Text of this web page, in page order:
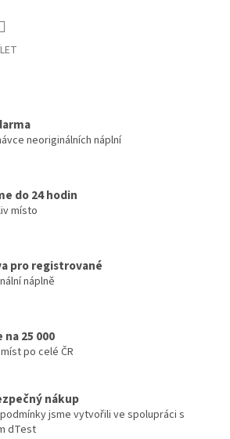
neoriginálních náplní
do 24 hodin
místo
pro registrované
náplně
na 25 000
po celé ČR
nákup
jsme vytvořili ve spolupráci s
dTest